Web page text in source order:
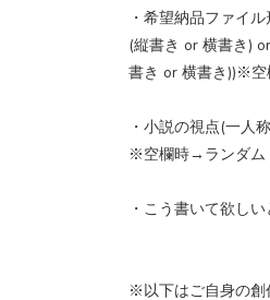
・希望納品ファイ
(縦書き or 横書き)
書き or 横書き))※
・小説の視点(一人
※空欄時→ランダム
・こう書いて欲し
※以下はご自身の創